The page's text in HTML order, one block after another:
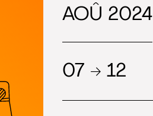
AOÛ 2024
07 → 12